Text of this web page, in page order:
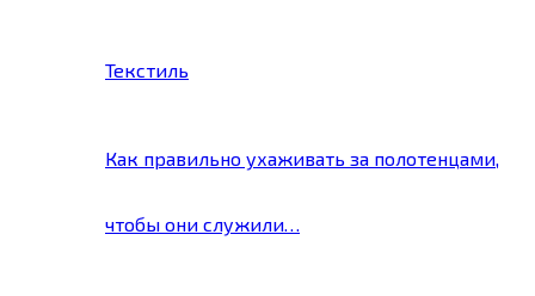
Текстиль
Как правильно ухаживать за полотенцами,
чтобы они служили…